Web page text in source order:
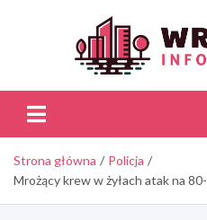
Strona główna
Policja
Mrożący krew w żyłach atak na